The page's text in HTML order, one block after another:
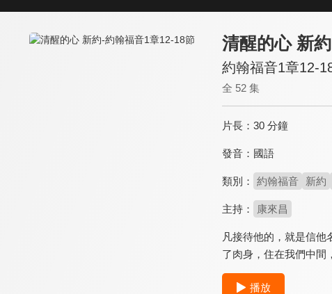
清醒的心 新約
約翰福音1章12-
全 52 集
片長： 30 分鐘
發音： 國語
類別： 約翰福音 新約
主持： 康來昌
凡接待他的，就是信
了肉身，住在我們中間
播放